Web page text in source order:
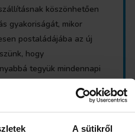
A sütikről
köszönhetően
gyakoriságát, mikor
postaládájába az új
hogy
tegyük mindennapi
mely tartalmazza a
költségért. Ha